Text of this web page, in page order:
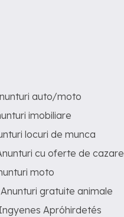
auto/moto
imobiliare
locuri de munca
cu oferte de cazare
moto
gratuite animale
Apróhirdetés